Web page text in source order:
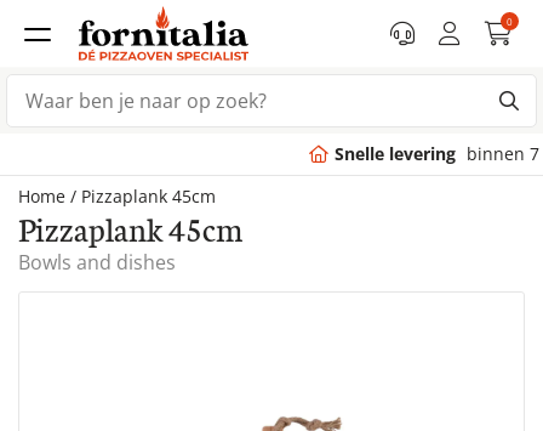
0
binnen 7 dagen
Home / Pizzaplank 45cm
Pizzaplank 45cm
Bowls and dishes